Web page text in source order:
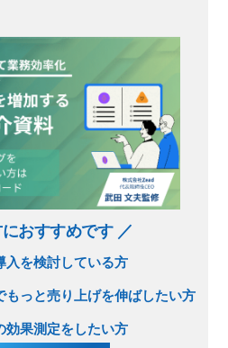
おすすめです ／
入を検討している方
もっと売り上げを伸ばしたい方
効果測定をしたい方